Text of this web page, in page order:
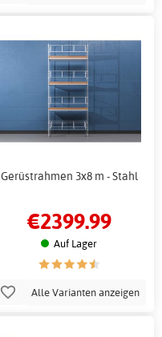
Gerüstrahmen 3x8 m - Stahl
€2399.99
Auf Lager
Alle Varianten anzeigen